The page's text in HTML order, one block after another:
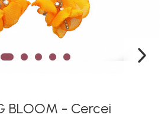
BLOOM - Cercei